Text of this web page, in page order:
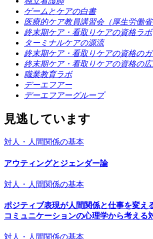
ゲームとケアの白書
医療的ケア教員講習会（厚生労働省
終末期ケア・看取りケアの資格ラボ
ターミナルケアの源流
終末期ケア・看取りケアの資格の
終末期ケア・看取りケアの資格の
職業教育ラボ
デーエフアー
デーエフアーグループ
見逃しています
対人・人間関係の基本
アウティングとジェンダー論
対人・人間関係の基本
ポジティブ表現が人間関係と仕事を変
コミュニケーションの心理学から考える
対人・人間関係の基本